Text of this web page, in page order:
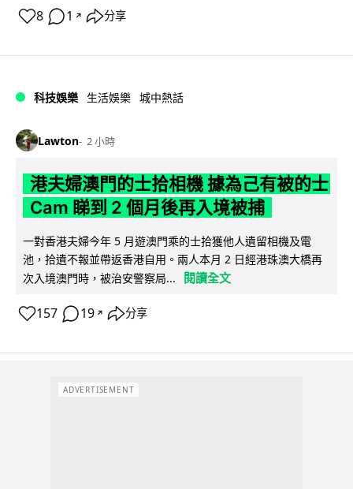
8 1 ↗ 分享
科技娛樂 生活娛樂 城中熱話
Lawton 2 小時
港夫婦澳門的士拾相機 據為己有被的士
Cam 睇到 2 個月後再入境被捕
一對香港夫婦今年 5 月遊澳門乘的士拾獲他人遺留相機及電
池，拾遺不報並帶返香港自用。兩人本月 2 日經港珠澳大橋再
次入境澳門時，被治安警察局...
閱讀全文
157 19 ↗ 分享
ADVERTISEMENT